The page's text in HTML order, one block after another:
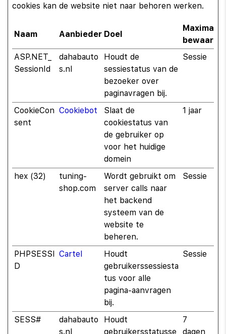
cookies kan de website niet naar behoren werken.
Naam Aanbieder Doel
Maximale
ASP.NET_
SessionId
dahabauto
s.nl
Houdt de
sessiestatus van de
bezoeker over
paginavragen bij.
Sessie
CookieCon
sent
Cookiebot
Slaat de
cookiestatus van
de gebruiker op
voor het huidige
domein
1 jaar
hex (32)
tuning-
shop.com
Wordt gebruikt om
server calls naar
het backend
systeem van de
website te
beheren.
Sessie
PHPSESSI
D
Cartel
Houdt
gebruikerssessiesta
tus voor alle
pagina-aanvragen
bij.
Sessie
SESS#
dahabauto
s.nl
Houdt
gebruikersstatusse
7
dagen